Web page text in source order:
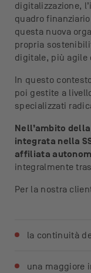
digitalizzazione,
quadro
questa nuova
propria
digitale, più agile
In questo
poi gestite a
specializzati
Nell’ambito della
integrata nella
affiliata
integralmente
Per la nostra
la continuità
una maggiore